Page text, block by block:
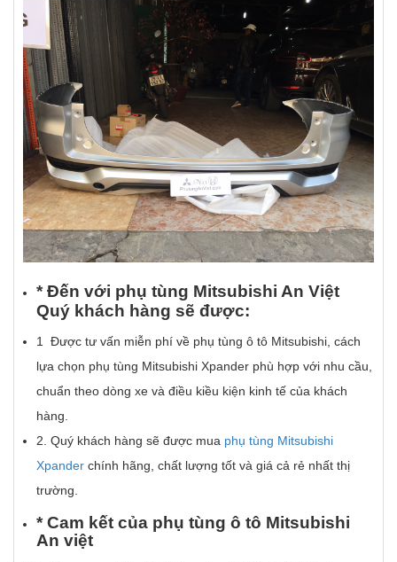
* Đến với phụ tùng Mitsubishi An Việt
Quý khách hàng sẽ được:
1 Được tư vấn miễn phí về phụ tùng ô tô Mitsubishi, cách
lựa chọn phụ tùng Mitsubishi Xpander phù hợp với nhu cầu,
chuẩn theo dòng xe và điều kiều kiện kinh tế của khách
hàng.
2. Quý khách hàng sẽ được mua phụ tùng Mitsubishi
Xpander chính hãng, chất lượng tốt và giá cả rẻ nhất thị
trường.
*Cam kết của phụ tùng ô tô Mitsubishi
An việt